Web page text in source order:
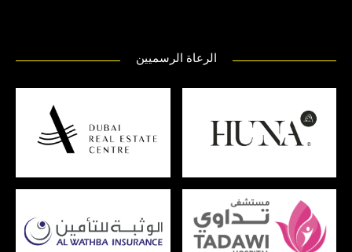
الرعاة الرسميين